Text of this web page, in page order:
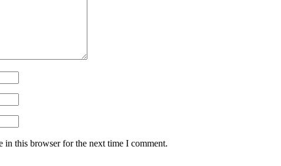
in this browser for the next time I comment.